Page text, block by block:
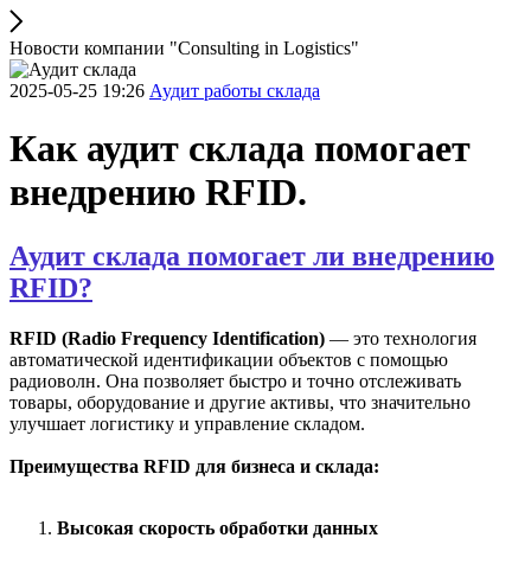
Новости компании "Consulting in Logistics"
2025-05-25 19:26 Аудит работы склада
Как аудит склада помогает
внедрению RFID.
Аудит склада помогает ли внедрению
RFID?
RFID (Radio Frequency Identification) — это технология
автоматической идентификации объектов с помощью
радиоволн. Она позволяет быстро и точно отслеживать
товары, оборудование и другие активы, что значительно
улучшает логистику и управление складом.
Преимущества RFID для бизнеса и склада:
Высокая скорость обработки данных